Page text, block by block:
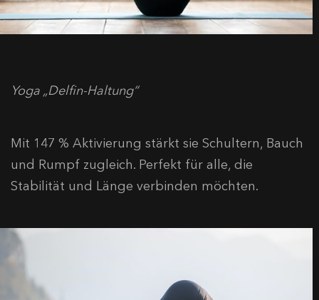
Yoga „Delfin-Haltung“
Mit 147 % Aktivierung stärkt sie Schultern, Bauch
und Rumpf zugleich. Perfekt für alle, die
Stabilität und Länge verbinden möchten.